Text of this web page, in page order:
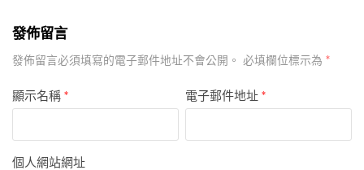
發佈留言
發佈留言必須填寫的電子郵件地址不會公開。 必填欄位標示為 *
顯示名稱 * 電子郵件地址*
個人網站網址